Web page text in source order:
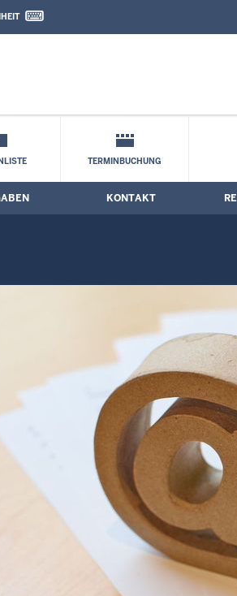
und Kontaktformular
TERMINBUCHUNG
KONTAKT